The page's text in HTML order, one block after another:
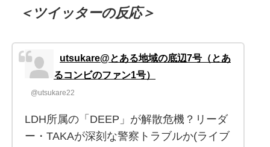
＜ツイッターの反応＞
utsukare@とある地域の底辺7号（とあ
るコンビのファン1号）
@utsukare22
LDH所属の「DEEP」が解散危機？リーダ
ー・TAKAが深刻な警察トラブルか(ライブ